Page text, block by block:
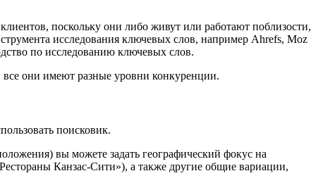
поскольку они либо живут или работают поблизости,
исследования ключевых слов, например Ahrefs, Moz
по исследованию ключевых слов.
все они имеют разные уровни конкуренции.
поисковик.
вы можете задать географический фокус на
Канзас-Сити»), а также другие общие вариации,